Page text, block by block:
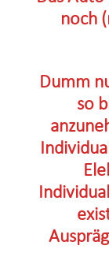
noch
Dumm
so